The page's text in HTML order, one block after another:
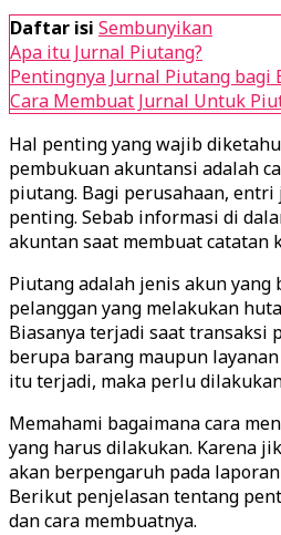
Daftar isi Sembunyikan
Apa itu Jurnal Piutang?
Pentingnya Jurnal Piutang bagi
Cara Membuat Jurnal Untuk
Hal penting yang wajib
pembukuan akuntansi adalah
piutang. Bagi perusahaan,
penting. Sebab informasi di
akuntan saat membuat catatan
Piutang adalah jenis akun
pelanggan yang melakukan
Biasanya terjadi saat transaksi
berupa barang maupun
itu terjadi, maka perlu
Memahami bagaimana cara
yang harus dilakukan. Karena
akan berpengaruh pada
Berikut penjelasan tentang
dan cara membuatnya.